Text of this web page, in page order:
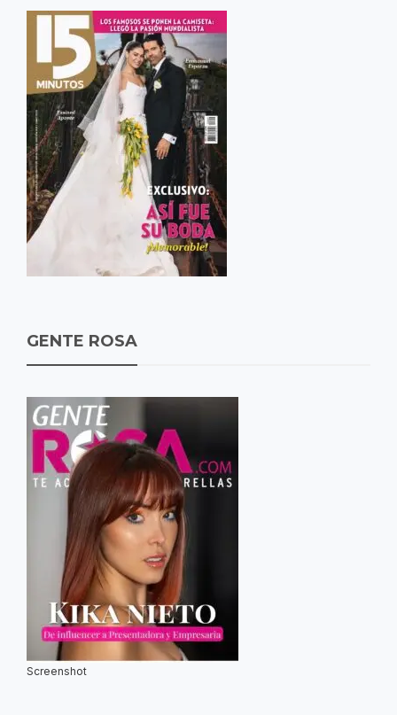
GENTE ROSA
Screenshot